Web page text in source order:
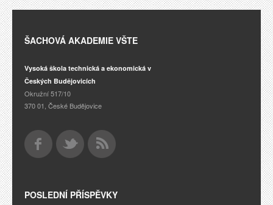
ŠACHOVÁ AKADEMIE VŠTE
Vysoká škola technická a ekonomická v
Českých Budějovicích
Okružní 517/10
370 01, České Budějovice
POSLEDNÍ PŘÍSPĚVKY